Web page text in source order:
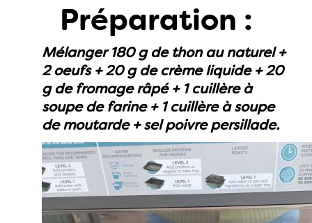
Préparation :
Mélanger 180 g de thon au naturel +
2 oeufs + 20 g de crème liquide + 20
g de fromage râpé + 1 cuillère à
soupe de farine + 1 cuillère à soupe
de moutarde + sel poivre persillade.